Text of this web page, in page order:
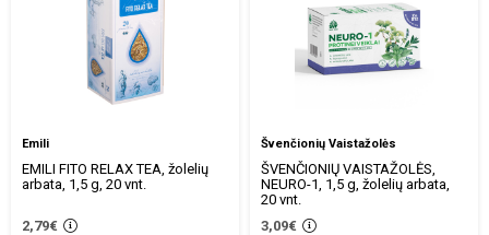
Emili
EMILI FITO RELAX TEA, žolelių
arbata, 1,5 g, 20 vnt.
2,79€
Švenčionių Vaistažolės
ŠVENČIONIŲ VAISTAŽOLĖS,
NEURO-1, 1,5 g, žolelių arbata,
20 vnt.
3,09€